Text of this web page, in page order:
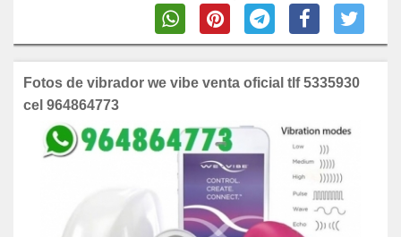
Fotos de vibrador we vibe venta oficial tlf 5335930
cel 964864773